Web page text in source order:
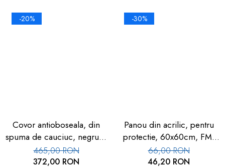
-20%
Covor antioboseala, din
spuma de cauciuc, negru, 1
buc
465,00 RON
372,00 RON
-30%
Panou din acrilic, pentru
protectie, 60x60cm, FM-
113
66,00 RON
46,20 RON